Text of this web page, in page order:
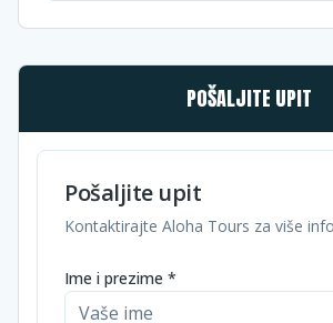
POŠALJITE UPIT
Pošaljite upit
Kontaktirajte Aloha Tours za više
Ime i prezime *